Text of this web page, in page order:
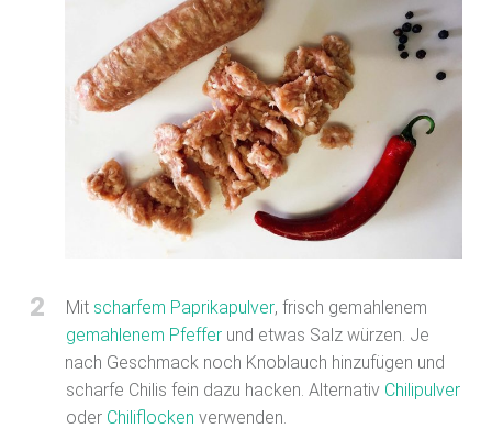
2 Mit scharfem Paprikapulver, frisch gemahlenem
gemahlenem Pfefferund etwas Salz würzen. Je
nach Geschmack noch Knoblauch hinzufügen und
scharfe Chilis fein dazu hacken. Alternativ Chilipulver
oder Chiliflocken verwenden.